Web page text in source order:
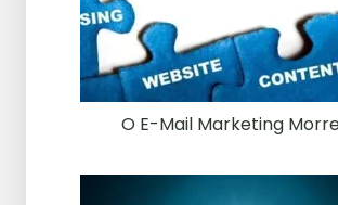
O E-Mail Marketing